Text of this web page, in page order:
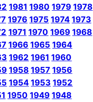
1981 1980 1979 1978
1976 1975 1974 1973
1971 1970 1969 1968
1966 1965 1964
1962 1961 1960
1958 1957 1956
1954 1953 1952
1950 1949 1948